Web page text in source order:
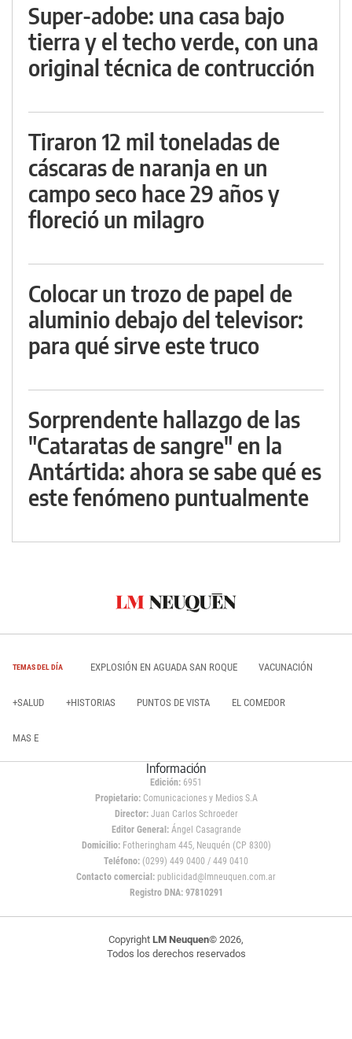
Super-adobe: una casa bajo
tierra y el techo verde, con una
original técnica de contrucción
Tiraron 12 mil toneladas de
cáscaras de naranja en un
campo seco hace 29 años y
floreció un milagro
Colocar un trozo de papel de
aluminio debajo del televisor:
para qué sirve este truco
Sorprendente hallazgo de las
"Cataratas de sangre" en la
Antártida: ahora se sabe qué es
este fenómeno puntualmente
TEMAS DEL DÍA EXPLOSIÓN EN AGUADA SAN ROQUE VACUNACIÓN
+SALUD +HISTORIAS PUNTOS DE VISTA EL COMEDOR
MAS E
Información
Edición: 6951
Propietario:Comunicaciones y Medios S.A
Director: Juan Carlos Schroeder
Editor General:Ángel Casagrande
Domicilio:Fotheringham 445, Neuquén (CP 8300)
Teléfono: (0299) 449 0400 / 449 0410
Contacto comercial: publicidad@lmneuquen.com.ar
Registro DNA: 97810291
Copyright LM Neuquen© 2026,
Todos los derechos reservados